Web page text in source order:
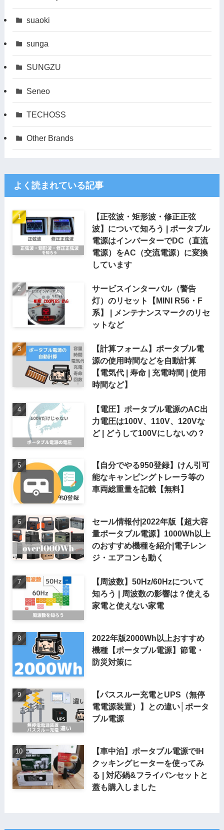
suaoki
sunga
SUNGZU
Seneo
TECHOSS
Other Brands
よく読まれている記事
【正弦波・矩形波・修正正弦
波】について知ろう | ポータブル
電源はインバーターでDC（直流
電源）をAC（交流電源）に変換
しています
サービスインターバル（警告
灯）のリセット【MINI R56・F
系】 | メンテナンスマークのリセ
ットなど
【計算フォーム】ポータブル電
源の使用時間などを自動計算
【電気代 | 寿命 | 充電時間 | 使用
時間など】
【電圧】ポータブル電源のAC出
力電圧は100V、110V、120Vな
ど | どうして100Vにしないの？
【自分でやる950登録】けん引可
能なキャンピングトレーラ等の
車両総重量を記載【無料】
セール情報付|2022年版【超大容
量ポータブル電源】1000Wh以上
のおすすめ機種を紹介|電子レン
ジ・エアコンも動く
【周波数】50Hz/60Hzについて
知ろう | 周波数の影響は？使える
家電と使えない家電
2022年版2000Wh以上おすすめ
機種【ポータブル電源】節電・
防災対策に
【パススルー充電とUPS（無停
電電源装置）】との違い│ポータ
ブル電源
【車中泊】ポータブル電源でIH
クッキングヒーターを使ってみ
る | 対応鍋&フライパンセットと
蓋も購入しました